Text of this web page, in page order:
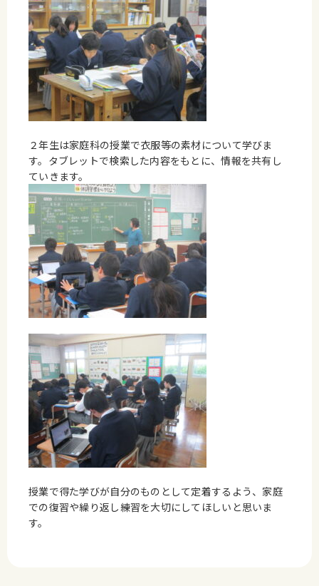
２年生は家庭科の授業で衣服等の素材について学びま
す。タブレットで検索した内容をもとに、情報を共有し
ていきます。
授業で得た学びが自分のものとして定着するよう、家庭
での復習や繰り返し練習を大切にしてほしいと思いま
す。